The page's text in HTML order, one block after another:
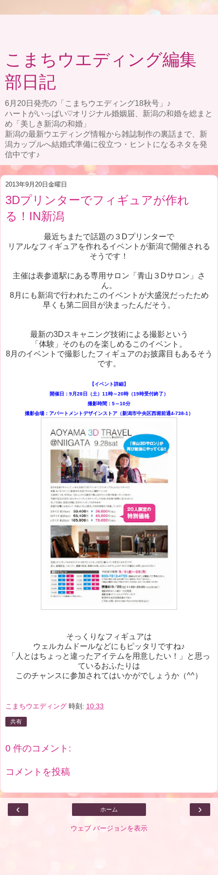
こまちウエディング編集
部日記
6月20日発売の「こまちウエディング18秋号」♪
ハートがいっぱい♡オリジナル婚姻届、新潟の和婚を総まと
め「美しき新潟の和婚」
新潟の最新ウエディング情報から雑誌制作の裏話まで、新
潟カップルへ結婚式準備に役立つ・ヒントになるネタを発
信中です♪
2013年9月20日金曜日
3Dプリンターでフィギュアが作れ
る！IN新潟
最近ちまたで話題の３Dプリンターで
リアルなフィギュアを作れるイベントが新潟で開催される
そうです！
主催は表参道駅にある専用サロン「青山３Dサロン」さ
ん。
8月にも新潟で行われたこのイベントが大盛況だったため
早くも第二回目が決まったんだそう。
最新の3Dスキャニング技術による撮影という
「体験」そのものを楽しめるこのイベント。
8月のイベントで撮影したフィギュアのお披露目もあるそう
です。
【イベント詳細】
開催日：9月28日（土）11時～20時（19時受付終了）
撮影時間：5～10分
撮影会場：アパートメントデザインストア（新潟市中央区西堀前通4-738-1）
そっくりなフィギュアは
ウェルカムドールなどにもピッタリですね♪
「人とはちょっと違ったアイテムを用意したい！」と思っ
ているおふたりは
このチャンスに参加されてはいかがでしょうか（^^）
こまちウエディング 時刻: 10:33
共有
0 件のコメント:
コメントを投稿
‹ ›
ホーム
ウェブ バージョンを表示